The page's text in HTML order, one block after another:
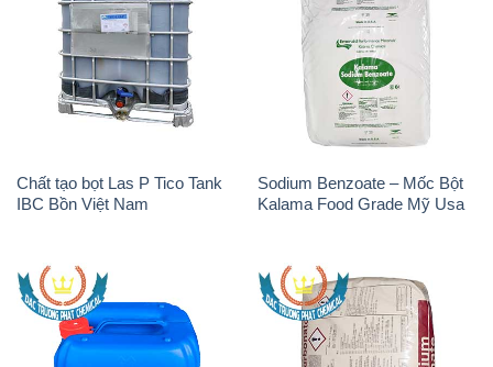
H2O2 – Hydrogen Peroxide
50% Tank IBC Bồn Thái Lan
Solvay
Sodium Bicarbonate – Bicar
NaHCO3 Feed Grade Malan
Trung Quốc China